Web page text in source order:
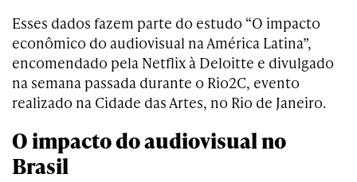
Esses dados fazem parte do estudo “O impacto
econômico do audiovisual na América Latina”,
encomendado pela Netflix à Deloitte e divulgado
na semana passada durante o Rio2C, evento
realizado na Cidade das Artes, no Rio de Janeiro.
O impacto do audiovisual no
Brasil